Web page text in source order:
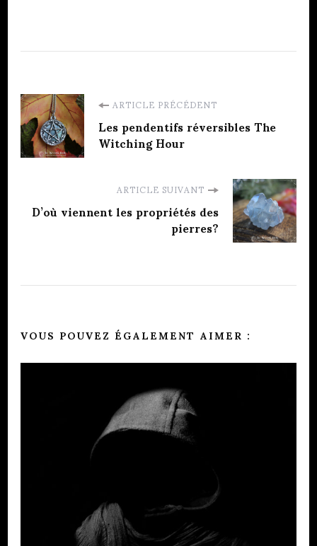
Navigation
d'article
ARTICLE PRÉCÉDENT
Les pendentifs réversibles The
Witching Hour
ARTICLE SUIVANT
D’où viennent les propriétés des
pierres?
VOUS POUVEZ ÉGALEMENT AIMER :